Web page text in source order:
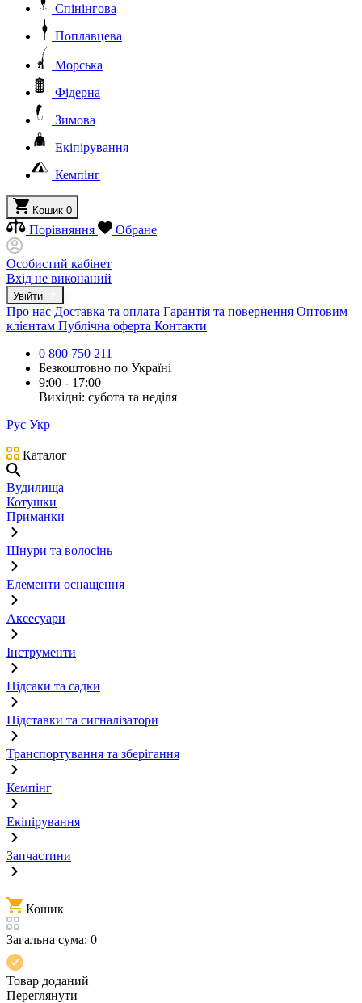
Спінінгова
Поплавцева
Морська
Фідерна
Зимова
Екіпірування
Кемпінг
Кошик 0
Порівняння Обране
Особистий кабінет
Вхід не виконаний
Увійти
Про нас Доставка та оплата Гарантія та повернення Оптовим
клієнтам Публічна оферта Контакти
0 800 750 211
Безкоштовно по Україні
9:00 - 17:00
Вихідні: субота та неділя
Рус Укр
Каталог
Вудилища
Котушки
Приманки
Шнури та волосінь
Елементи оснащення
Аксесуари
Інструменти
Підсаки та садки
Підставки та сигналізатори
Транспортування та зберігання
Кемпінг
Екіпірування
Запчастини
Кошик
Загальна сума: 0
Товар доданий
Переглянути